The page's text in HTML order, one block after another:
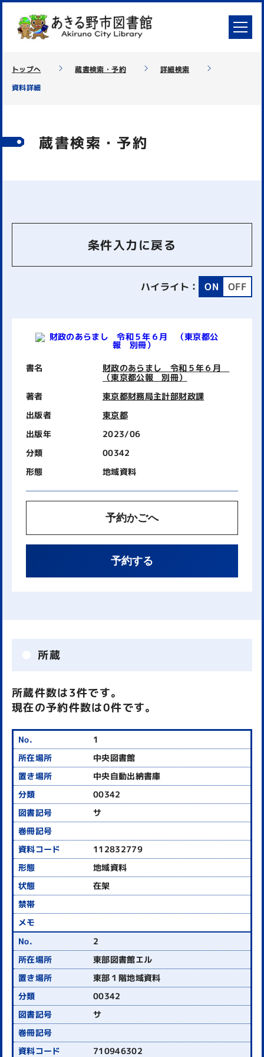
トップへ 蔵書検索・予約
詳細検索
資料詳細
蔵書検索・予約
条件入力に戻る
ハイライト： ON OFF
書名
財政のあらまし 令和５年６月
（東京都公報 別冊）
著者
東京都財務局主計部財政課
出版者
東京都
出版年
2023/06
分類
00342
形態
地域資料
予約かごへ
予約する
所蔵
所蔵件数は3件です。
現在の予約件数は0件です。
1
中央図書館
中央自動出納書庫
00342
サ
112832779
地域資料
在架
2
東部図書館エル
東部１階地域資料
00342
サ
710946302